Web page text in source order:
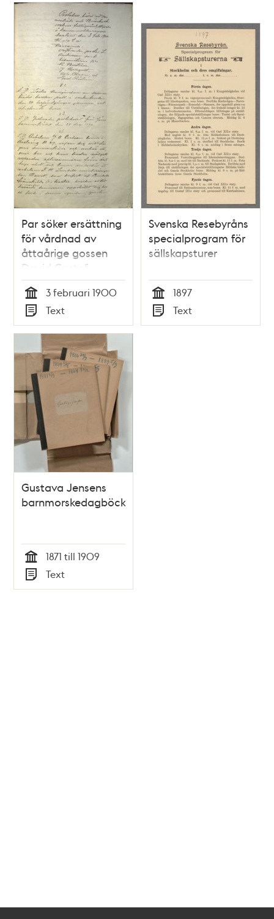
Par söker ersättning
för vårdnad av
åttaårige gossen
David Gustaf
Wilhelm Lundell
Tid
3 februari 1900
Typ
Text
Svenska Resebyråns
specialprogram för
sällskapsturer
Tid
1897
Typ
Text
Gustava Jensens
barnmorskedagböcker
Tid
1871 till 1909
Typ
Text